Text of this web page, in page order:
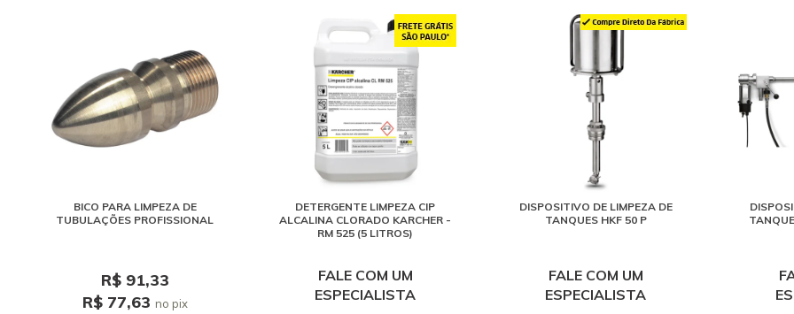
BICO PARA LIMPEZA DE
TUBULAÇÕES PROFISSIONAL
R$ 91,33
R$ 77,63 no pix
DETERGENTE LIMPEZA CIP
ALCALINA CLORADO KARCHER -
RM 525 (5 LITROS)
FALE COM UM
ESPECIALISTA
DISPOSITIVO DE LIMPEZA DE
TANQUES HKF 50 P
FALE COM UM
ESPECIALISTA